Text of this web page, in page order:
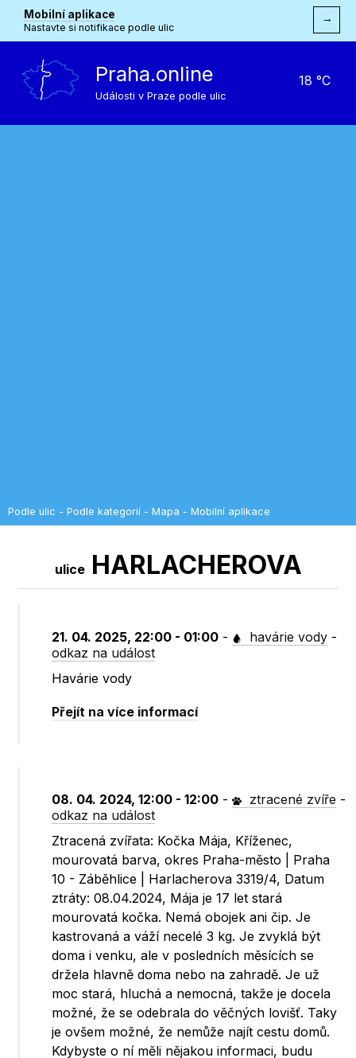
Mobilní aplikace
Nastavte si notifikace podle ulic
→
Praha.online
Události v Praze podle ulic
18 °C
Podle ulic - Podle kategorií - Mapa - Mobilní aplikace
uliceHARLACHEROVA
21. 04. 2025, 22:00 - 01:00 - havárie vody -
odkaz na událost
Havárie vody
Přejít na více informací
08. 04. 2024, 12:00 - 12:00 - ztracené zvíře -
odkaz na událost
Ztracená zvířata: Kočka Mája, Kříženec,
mourovatá barva, okres Praha-město | Praha
10 - Záběhlice | Harlacherova 3319/4, Datum
ztráty: 08.04.2024, Mája je 17 let stará
mourovatá kočka. Nemá obojek ani čip. Je
kastrovaná a váží necelé 3 kg. Je zvyklá být
doma i venku, ale v posledních měsících se
držela hlavně doma nebo na zahradě. Je už
moc stará, hluchá a nemocná, takže je docela
možné, že se odebrala do věčných lovišť. Taky
je ovšem možné, že nemůže najít cestu domů.
Kdybyste o ní měli nějakou informaci, budu